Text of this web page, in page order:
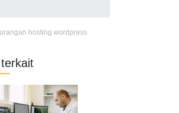
hosting wordpress